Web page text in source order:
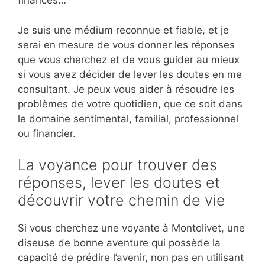
Je suis une médium reconnue et fiable, et je
serai en mesure de vous donner les réponses
que vous cherchez et de vous guider au mieux
si vous avez décider de lever les doutes en me
consultant. Je peux vous aider à résoudre les
problèmes de votre quotidien, que ce soit dans
le domaine sentimental, familial, professionnel
ou financier.
La voyance pour trouver des
réponses, lever les doutes et
découvrir votre chemin de vie
Si vous cherchez une voyante à Montolivet, une
diseuse de bonne aventure qui possède la
capacité de prédire l’avenir, non pas en utilisant